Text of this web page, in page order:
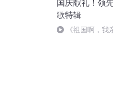
国庆献礼！领
歌特辑
《祖国啊，我